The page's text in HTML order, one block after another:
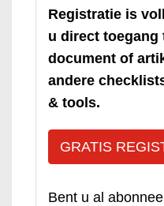
Registratie is
u direct toegang
document of
andere
& tools.
GRATIS
Bent u al